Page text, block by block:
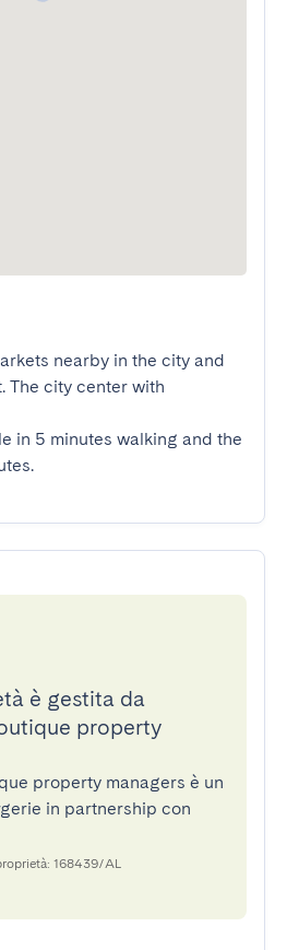
nearby in the city and
The city center with
in 5 minutes walking and the
è gestita da
property
property managers è un
in partnership con
168439/AL